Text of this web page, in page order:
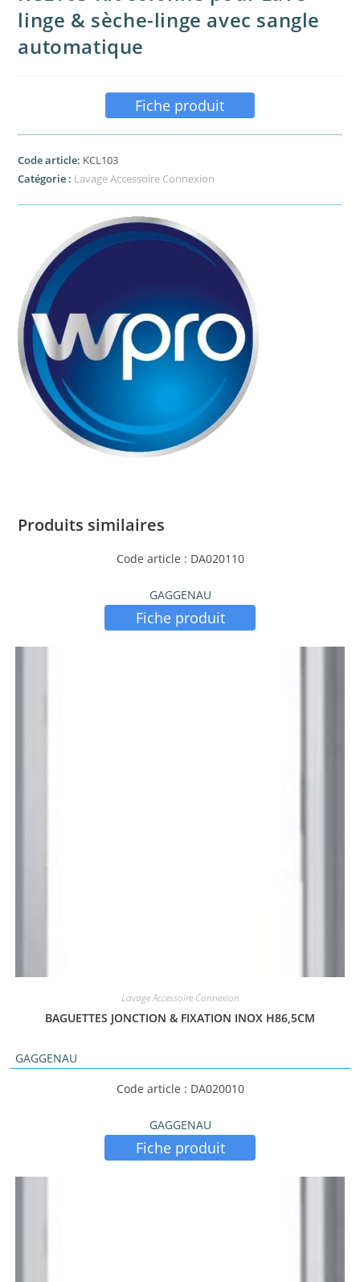
linge & sèche-linge avec sangle
automatique
Fiche produit
Code article: KCL103
Catégorie : Lavage Accessoire Connexion
Produits similaires
Code article : DA020110
GAGGENAU
Fiche produit
Lavage Accessoire Connexion
BAGUETTES JONCTION & FIXATION INOX H86,5CM
GAGGENAU
Code article : DA020010
GAGGENAU
Fiche produit